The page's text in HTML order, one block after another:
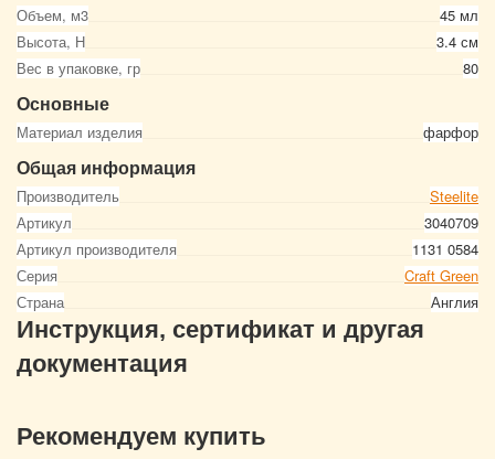
Объем, м3
45 мл
Высота, Н
3.4 см
Вес в упаковке, гр
80
Основные
Материал изделия фарфор
Общая информация
Производитель
Steelite
Артикул
3040709
Артикул производителя
1131 0584
Серия
Craft Green
Страна
Англия
Инструкция, сертификат и другая
документация
Рекомендуем купить